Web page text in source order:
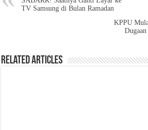
TV Samsung di Bulan Ramadan
KPPU
Related Articles